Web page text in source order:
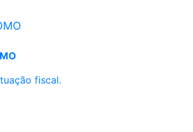
fiscal.